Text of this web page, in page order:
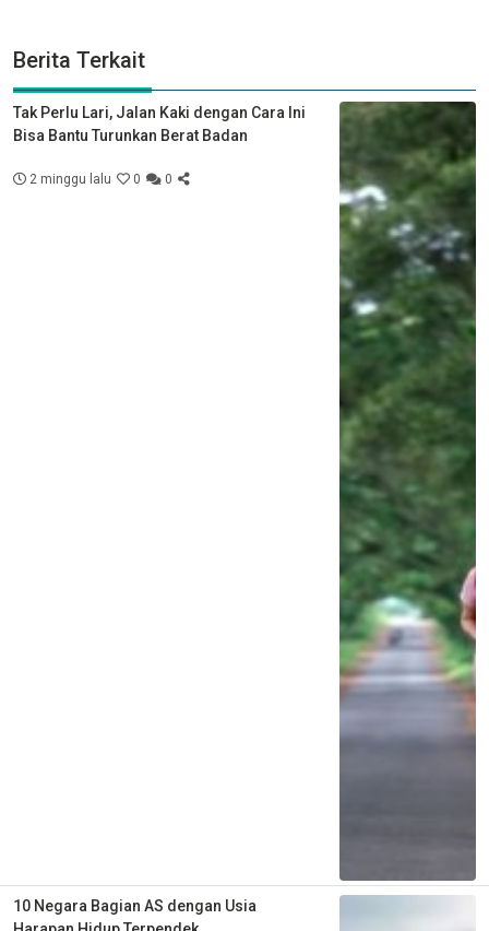
Berita Terkait
Tak Perlu Lari, Jalan Kaki dengan Cara Ini
Bisa Bantu Turunkan Berat Badan
2 minggu lalu 0 0
10 Negara Bagian AS dengan Usia